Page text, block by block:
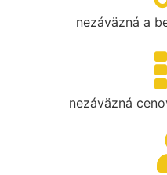
nezáväzná a
nezáväzná